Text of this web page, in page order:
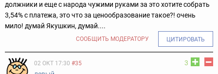
должники и еще с народа чужими руками за это хотите собрать
3,54% с платежа, это что за ценообразование такое?! очень
мило! думай Якушкин, думай....
СООБЩИТЬ МОДЕРАТОРУ ЦИТИРОВАТЬ
3
02 ОКТ 17:30 #35